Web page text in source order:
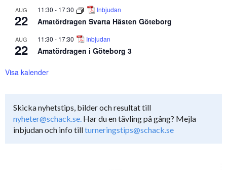
AUG
22
11:30 - 17:30 Inbjudan
Amatördragen Svarta Hästen Göteborg
AUG
22
11:30 - 17:30 Inbjudan
Amatördragen i Göteborg 3
Visa kalender
Skicka nyhetstips, bilder och resultat till
nyheter@schack.se. Har du en tävling på gång? Mejla
inbjudan och info tillturneringstips@schack.se